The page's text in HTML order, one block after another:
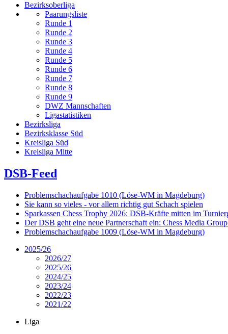
Bezirksoberliga
Paarungsliste
Runde 1
Runde 2
Runde 3
Runde 4
Runde 5
Runde 6
Runde 7
Runde 8
Runde 9
DWZ Mannschaften
Ligastatistiken
Bezirksliga
Bezirksklasse Süd
Kreisliga Süd
Kreisliga Mitte
DSB-Feed
Problemschachaufgabe 1010 (Löse-WM in Magdeburg)
Sie kann so vieles - vor allem richtig gut Schach spielen
Sparkassen Chess Trophy 2026: DSB-Kräfte mitten im
Der DSB geht eine neue Partnerschaft ein: Chess Media
Problemschachaufgabe 1009 (Löse-WM in Magdeburg)
2025/26
2026/27
2025/26
2024/25
2023/24
2022/23
2021/22
Liga